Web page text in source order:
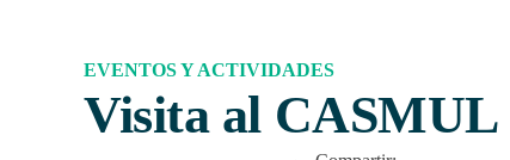
EVENTOS Y ACTIVIDADES
Visita al CASMUL